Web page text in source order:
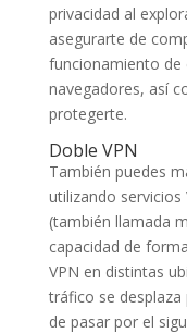
privacidad al
asegurarte de
funcionamiento
navegadores, así
protegerte.
Doble VPN
También puedes
utilizando servicios
(también llamada
capacidad de
VPN en distintas
tráfico se
de pasar por el